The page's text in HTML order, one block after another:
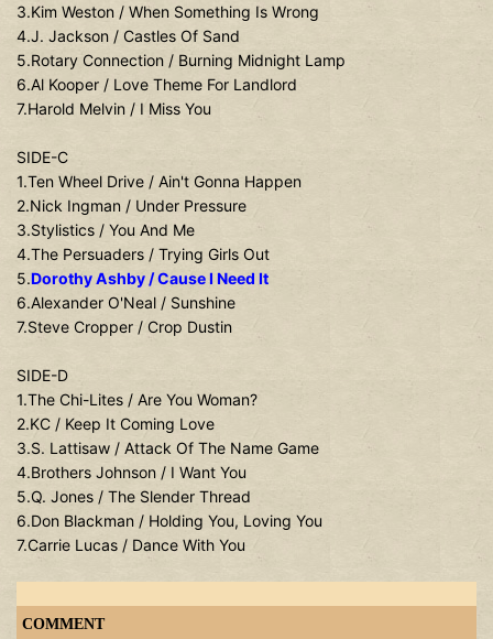
3.Kim Weston / When Something Is Wrong
4.J. Jackson / Castles Of Sand
5.Rotary Connection / Burning Midnight Lamp
6.Al Kooper / Love Theme For Landlord
7.Harold Melvin / I Miss You
SIDE-C
1.Ten Wheel Drive / Ain't Gonna Happen
2.Nick Ingman / Under Pressure
3.Stylistics / You And Me
4.The Persuaders / Trying Girls Out
5.Dorothy Ashby / Cause I Need It
6.Alexander O'Neal / Sunshine
7.Steve Cropper / Crop Dustin
SIDE-D
1.The Chi-Lites / Are You Woman?
2.KC / Keep It Coming Love
3.S. Lattisaw / Attack Of The Name Game
4.Brothers Johnson / I Want You
5.Q. Jones / The Slender Thread
6.Don Blackman / Holding You, Loving You
7.Carrie Lucas / Dance With You
COMMENT